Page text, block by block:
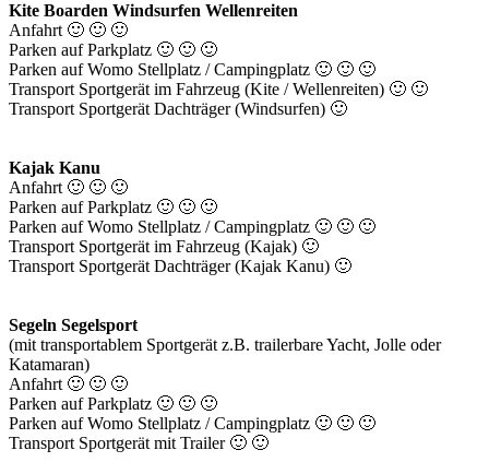
Kite Boarden Windsurfen Wellenreiten
Anfahrt 🙂 🙂 🙂
Parken auf Parkplatz 🙂 🙂 🙂
Parken auf Womo Stellplatz / Campingplatz 🙂 🙂 🙂
Transport Sportgerät im Fahrzeug (Kite / Wellenreiten) 🙂 🙂
Transport Sportgerät Dachträger (Windsurfen) 🙂
Kajak Kanu
Anfahrt 🙂 🙂 🙂
Parken auf Parkplatz 🙂 🙂 🙂
Parken auf Womo Stellplatz / Campingplatz 🙂 🙂 🙂
Transport Sportgerät im Fahrzeug (Kajak) 🙂
Transport Sportgerät Dachträger (Kajak Kanu) 🙂
Segeln Segelsport
(mit transportablem Sportgerät z.B. trailerbare Yacht, Jolle oder
Katamaran)
Anfahrt 🙂 🙂 🙂
Parken auf Parkplatz 🙂 🙂 🙂
Parken auf Womo Stellplatz / Campingplatz 🙂 🙂 🙂
Transport Sportgerät mit Trailer 🙂 🙂